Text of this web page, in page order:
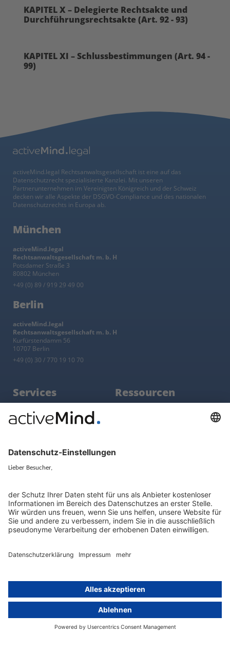
KAPITEL X – Delegierte Rechtsakte und
Durchführungsrechtsakte (Art. 92 - 93)
KAPITEL XI – Schlussbestimmungen (Art. 94 -
99)
activeMind.legal Rechtsanwaltsgesellschaft ist eine auf das
Datenschutzrecht spezialisierte Kanzlei. Mit unseren
Partnerunternehmen im Vereinigten Königreich und der Schweiz
decken wir alle Aspekte der DSGVO-Compliance und des nationalen
Datenschutzrechts in Europa ab.
München
activeMind.legal
Rechtsanwaltsgesellschaft m. b. H
Potsdamer Straße 3
80802 München
+49 (0) 89 / 919 29 49 00
Berlin
activeMind.legal
Rechtsanwaltsgesellschaft m. b. H
Kurfürstendamm 56
10707 Berlin
+49 (0) 30 / 770 19 10 70
Services
EU-Vertreter
Ressourcen
Über
Über uns
Gruppe
activeMind AG (Deutschland)
Compliance-Portal
Online-Schulungs-Portal
Karriereportal